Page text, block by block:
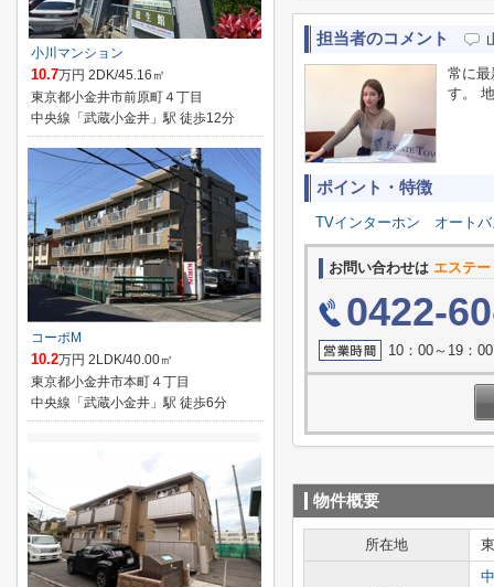
担当者のコメント
常に最
す。
ポイント・特徴
TVインターホン オート
お問い合わせは エステ
0422-
10：00～19：
物件概要
所在地
小川マンション
10.7万円 2DK/45.16㎡
東京都小金井市前原町４丁目
中央線「武蔵小金井」駅 徒歩12分
コーポM
10.2万円 2LDK/40.00㎡
東京都小金井市本町４丁目
中央線「武蔵小金井」駅 徒歩6分